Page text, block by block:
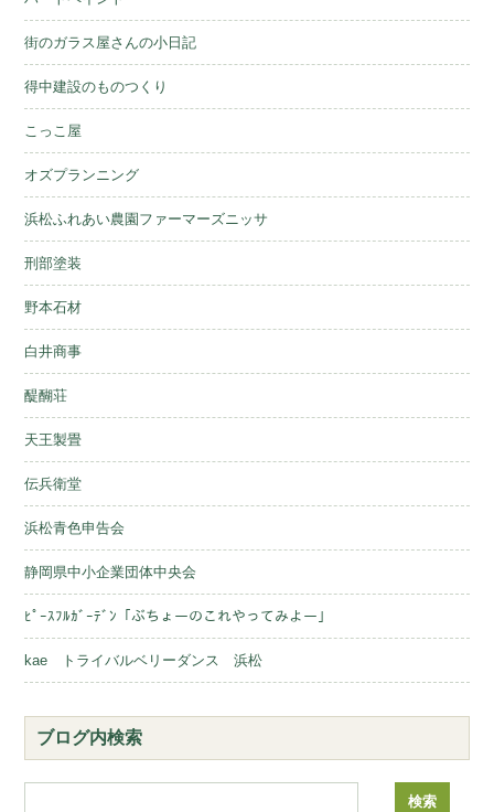
街のガラス屋さんの小日記
得中建設のものつくり
こっこ屋
オズプランニング
浜松ふれあい農園ファーマーズニッサ
刑部塗装
野本石材
白井商事
醍醐荘
天王製畳
伝兵衛堂
浜松青色申告会
静岡県中小企業団体中央会
ﾋﾟｰｽﾌﾙｶﾞｰﾃﾞﾝ「ぶちょーのこれやってみよー」
kae トライバルベリーダンス 浜松
ブログ内検索